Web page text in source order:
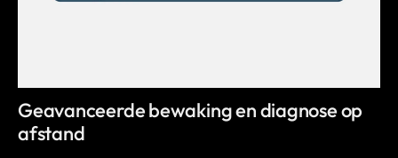
Geavanceerde bewaking en diagnose op
afstand